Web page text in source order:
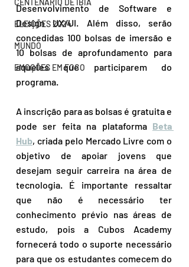
CENTENÁRIO DE IBIÁ
ELEIÇÕES 2024
MUNDO
EMOÇÕES EM FOCO
Desenvolvimento de Software e
Design UX/UI. Além disso, serão
concedidas 100 bolsas de imersão e
10 bolsas de aprofundamento para
aqueles que participarem do
programa.
A inscrição para as bolsas é gratuita e
pode ser feita na plataforma Beta
Hub, criada pelo Mercado Livre com o
objetivo de apoiar jovens que
desejam seguir carreira na área de
tecnologia. É importante ressaltar
que não é necessário ter
conhecimento prévio nas áreas de
estudo, pois a Cubos Academy
fornecerá todo o suporte necessário
para que os estudantes comecem do